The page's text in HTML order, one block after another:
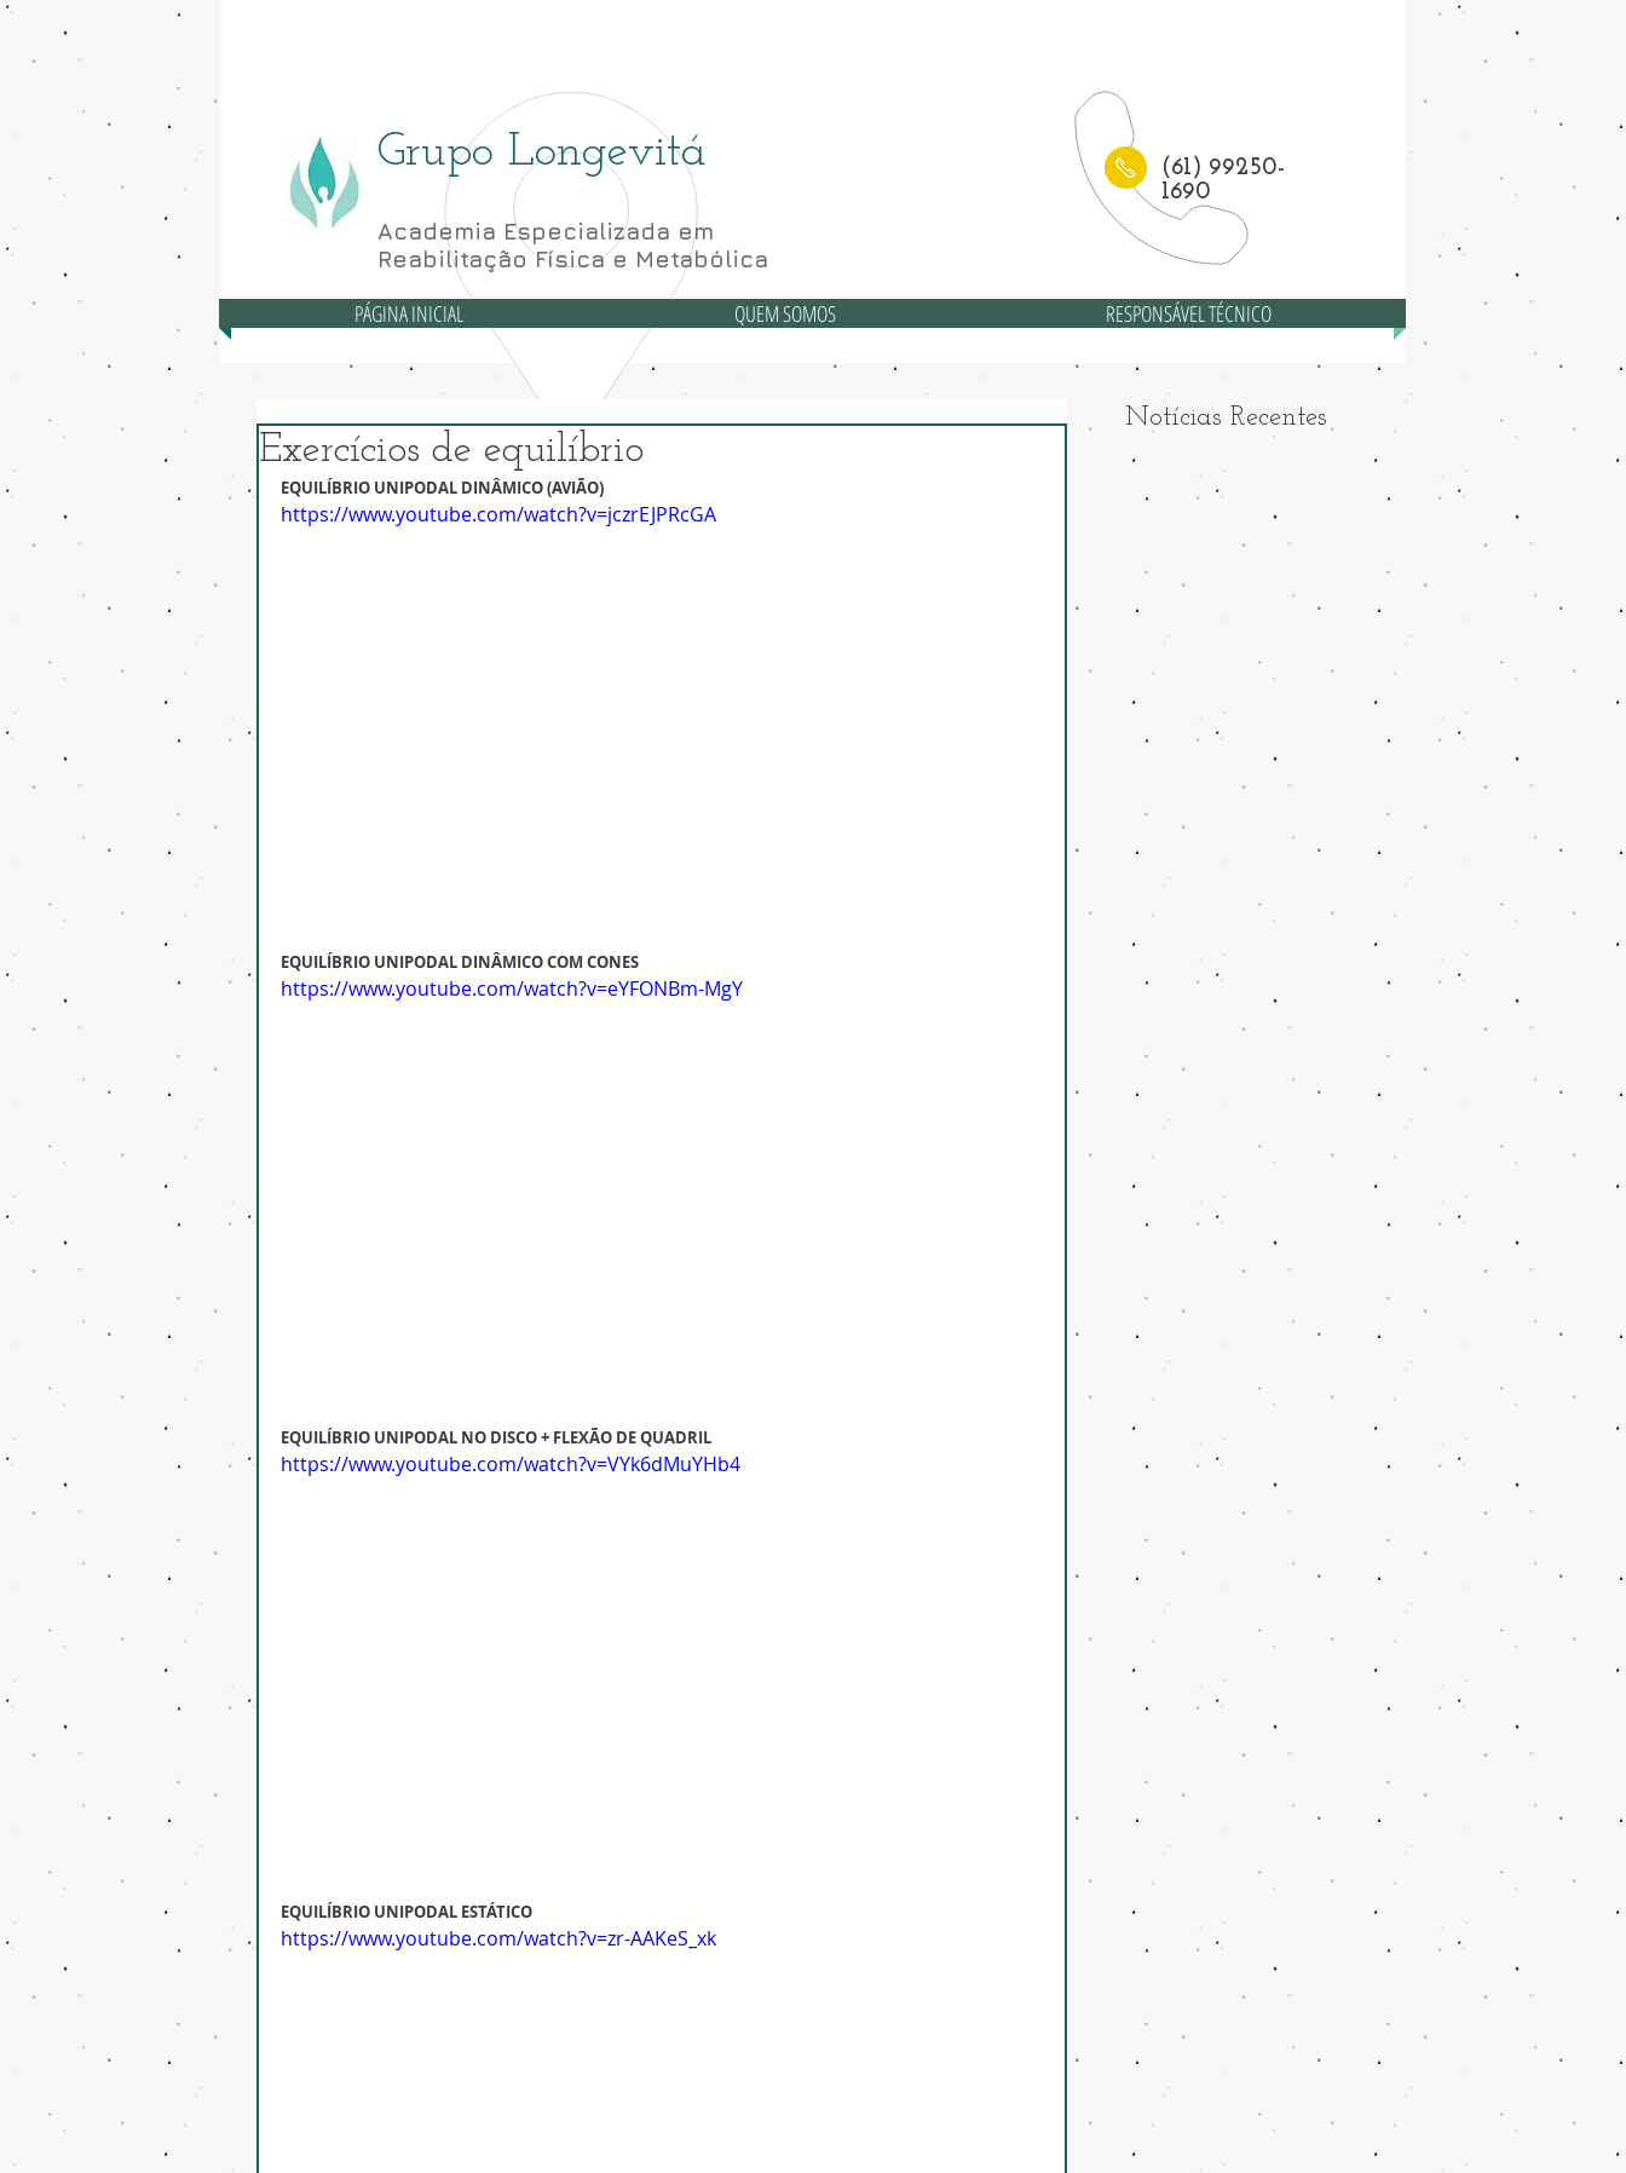
Grupo Longevitá
Academia Especializada em
Reabilitação Física e Metabólica
(61) 99250-
1690
PÁGINA INICIAL QUEM SOMOS RESPONSÁVEL TÉCNICO
Exercícios de equilíbrio
EQUILÍBRIO UNIPODAL DINÂMICO (AVIÃO)
https://www.youtube.com/watch?v=jczrEJPRcGA
EQUILÍBRIO UNIPODAL DINÂMICO COM CONES
https://www.youtube.com/watch?v=eYFONBm-MgY
EQUILÍBRIO UNIPODAL NO DISCO + FLEXÃO DE QUADRIL
https://www.youtube.com/watch?v=VYk6dMuYHb4
EQUILÍBRIO UNIPODAL ESTÁTICO
https://www.youtube.com/watch?v=zr-AAKeS_xk
Notícias Recentes